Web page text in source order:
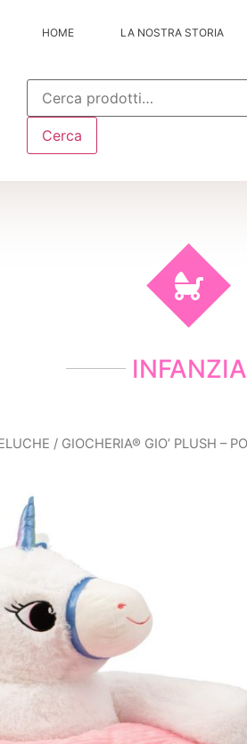
HOME LA NOSTRA STORIA
Cerca:
Cerca
INFANZIA
/ GIOCHERIA® GIO’ PLUSH –